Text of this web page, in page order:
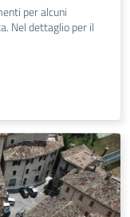
per alcuni
Nel dettaglio per il